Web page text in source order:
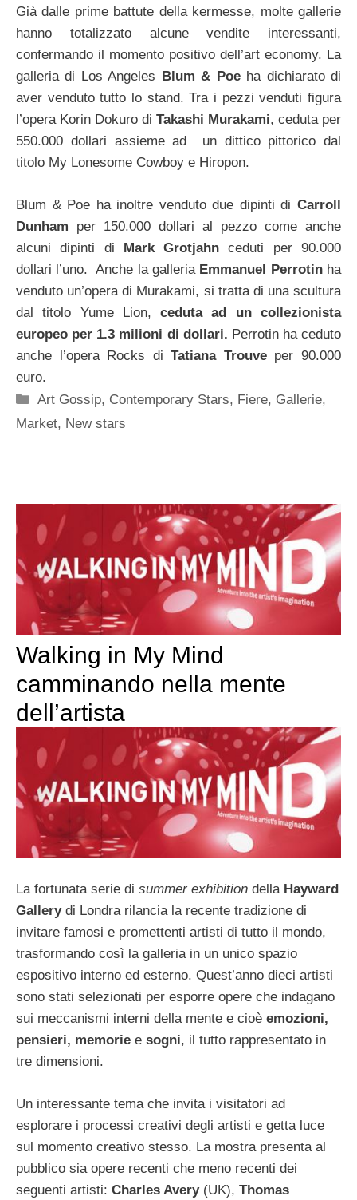
Già dalle prime battute della kermesse, molte gallerie
hanno totalizzato alcune vendite interessanti,
confermando il momento positivo dell’art economy. La
galleria di Los Angeles
Blum & Poeha dichiarato di
aver venduto tutto lo stand. Tra i pezzi venduti figura
l’opera Korin Dokuro di Takashi Murakami, ceduta per
550.000 dollari assieme ad un dittico pittorico dal
titolo My Lonesome Cowboy e Hiropon.
Blum & Poe ha inoltre venduto due dipinti di Carroll
Dunham per 150.000 dollari al pezzo come anche
alcuni dipinti di Mark Grotjahn ceduti per 90.000
dollari l’uno. Anche la galleria Emmanuel Perrotin ha
venduto un’opera di Murakami, si tratta di una scultura
dal titolo Yume Lion,ceduta ad un collezionista
europeo per 1.3 milioni di dollari. Perrotin ha ceduto
anche l’opera Rocks diTatiana Trouveper 90.000
euro.
Categorie
Art Gossip, Contemporary Stars, Fiere, Gallerie,
Market, New stars
Walking in My Mind
camminando nella mente
dell’artista
La fortunata serie di summer exhibition della Hayward
Gallerydi Londra rilancia la recente tradizione di
invitare famosi e promettenti artisti di tutto il mondo,
trasformando così la galleria in un unico spazio
espositivo interno ed esterno. Quest’anno dieci artisti
sono stati selezionati per esporre opere che indagano
sui meccanismi interni della mente e cioè emozioni,
pensieri, memorie e sogni, il tutto rappresentato in
tre dimensioni.
Un interessante tema che invita i visitatori ad
esplorare i processi creativi degli artisti e getta luce
sul momento creativo stesso. La mostra presenta al
pubblico sia opere recenti che meno recenti dei
seguenti artisti: Charles Avery(UK), Thomas